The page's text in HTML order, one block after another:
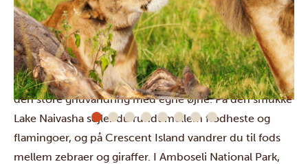
Dit næste stop er det berømteMasai Mara National
Reserve. Her tager du på udkig efter The Big Five og,
hvis du rejser på det rigtige tidspunkt, kan du opleve
den store gnuvandringmed egne øjne. På den smukke
Lake Naivasha sejler du rundt mellem flodheste og
flamingoer, og på Crescent Island vandrer du til fods
mellem zebraer og giraffer. I Amboseli National Park,